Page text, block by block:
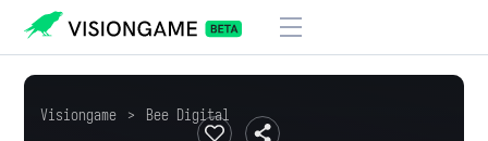
Visiongame > Bee Digital